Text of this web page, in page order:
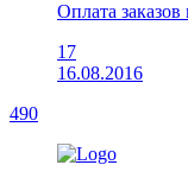
Оплата
17
16.08.2016
490